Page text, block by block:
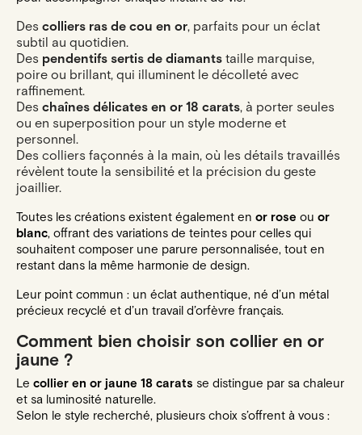
Des colliers ras de cou en or, parfaits pour un éclat
subtil au quotidien.
Des pendentifs sertis de diamantstaille marquise,
poire ou brillant, qui illuminent le décolleté avec
raffinement.
Des chaînes délicates en or 18 carats, à porter seules
ou en superposition pour un style moderne et
personnel.
Des colliers façonnés à la main, où les détails travaillés
révèlent toute la sensibilité et la précision du geste
joaillier.
Toutes les créations existent également en or rose ou or
blanc, offrant des variations de teintes pour celles qui
souhaitent composer une parure personnalisée, tout en
restant dans la même harmonie de design.
Leur point commun : un éclat authentique, né d’un métal
précieux recyclé et d’un travail d’orfèvre français.
Comment bien choisir son collier en or
jaune ?
Le collier en or jaune 18 carats se distingue par sa chaleur
et sa luminosité naturelle.
Selon le style recherché, plusieurs choix s’offrent à vous :